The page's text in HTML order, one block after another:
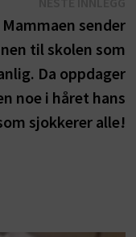
Mammaen sender
til skolen som
Da oppdager
noe i håret hans
sjokkerer alle!